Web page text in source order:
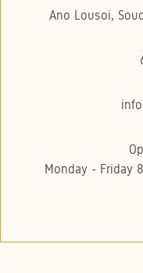
Ano Lousoi,
Monday - Friday